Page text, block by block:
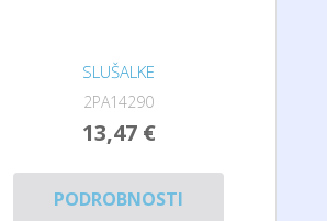
SLUŠALKE
2PA14290
13,47 €
PODROBNOSTI